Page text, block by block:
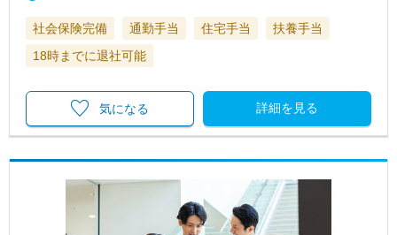
社会保険完備 通勤手当 住宅手当
扶養手当
18時までに退社可能
詳細を見る
気になる